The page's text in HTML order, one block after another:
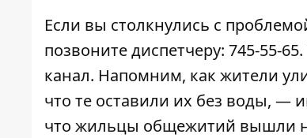
Если вы столкнулись с
позвоните диспетчеру: 745-55-65
канал. Напомним, как жители
что те оставили их без воды, —
что жильцы общежитий вышли на